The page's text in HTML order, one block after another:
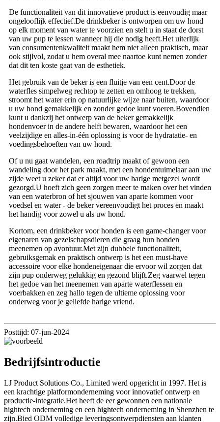
De functionaliteit van dit innovatieve product is eenvoudig maar
ongelooflijk effectief.De drinkbeker is ontworpen om uw hond
op elk moment van water te voorzien en stelt u in staat de dorst
van uw pup te lessen wanneer hij die nodig heeft.Het uiterlijk
van consumentenkwaliteit maakt hem niet alleen praktisch, maar
ook stijlvol, zodat u hem overal mee naartoe kunt nemen zonder
dat dit ten koste gaat van de esthetiek.
Het gebruik van de beker is een fluitje van een cent.Door de
waterfles simpelweg rechtop te zetten en omhoog te trekken,
stroomt het water erin op natuurlijke wijze naar buiten, waardoor
u uw hond gemakkelijk en zonder gedoe kunt voeren.Bovendien
kunt u dankzij het ontwerp van de beker gemakkelijk
hondenvoer in de andere helft bewaren, waardoor het een
veelzijdige en alles-in-één oplossing is voor de hydratatie- en
voedingsbehoeften van uw hond.
Of u nu gaat wandelen, een roadtrip maakt of gewoon een
wandeling door het park maakt, met een hondentuimelaar aan uw
zijde weet u zeker dat er altijd voor uw harige metgezel wordt
gezorgd.U hoeft zich geen zorgen meer te maken over het vinden
van een waterbron of het sjouwen van aparte kommen voor
voedsel en water - de beker vereenvoudigt het proces en maakt
het handig voor zowel u als uw hond.
Kortom, een drinkbeker voor honden is een game-changer voor
eigenaren van gezelschapsdieren die graag hun honden
meenemen op avontuur.Met zijn dubbele functionaliteit,
gebruiksgemak en praktisch ontwerp is het een must-have
accessoire voor elke hondeneigenaar die ervoor wil zorgen dat
zijn pup onderweg gelukkig en gezond blijft.Zeg vaarwel tegen
het gedoe van het meenemen van aparte waterflessen en
voerbakken en zeg hallo tegen de ultieme oplossing voor
onderweg voor je geliefde harige vriend.
Posttijd: 07-jun-2024
Bedrijfsintroductie
LJ Product Solutions Co., Limited werd opgericht in 1997. Het is
een krachtige platformonderneming voor innovatief ontwerp en
productie-integratie.Het heeft de eer gewonnen een nationale
hightech onderneming en een hightech onderneming in Shenzhen te
zijn.Bied ODM volledige leveringsontwerpdiensten aan klanten